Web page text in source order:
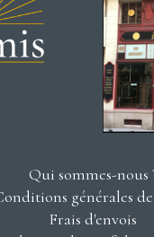
Qui sommes-nous
générales
Frais d'envois